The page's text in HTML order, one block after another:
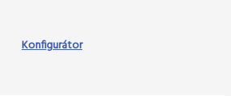
Konfigurátor